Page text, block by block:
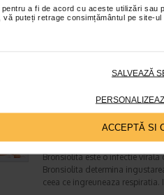
a fi de acord cu aceste utilizări
puteți retrage consimțământul pe site-ul
SALVEAZĂ
ACCEPTĂ SI
Desi considerate de multi
specifice sezonului rece
Bronsiolita: semne si
tratament
Timp de citire:6 minute, 1
Bronsiolita este o infectie
Bronsiolita determina
ceea ce ingreuneaza respiratia.